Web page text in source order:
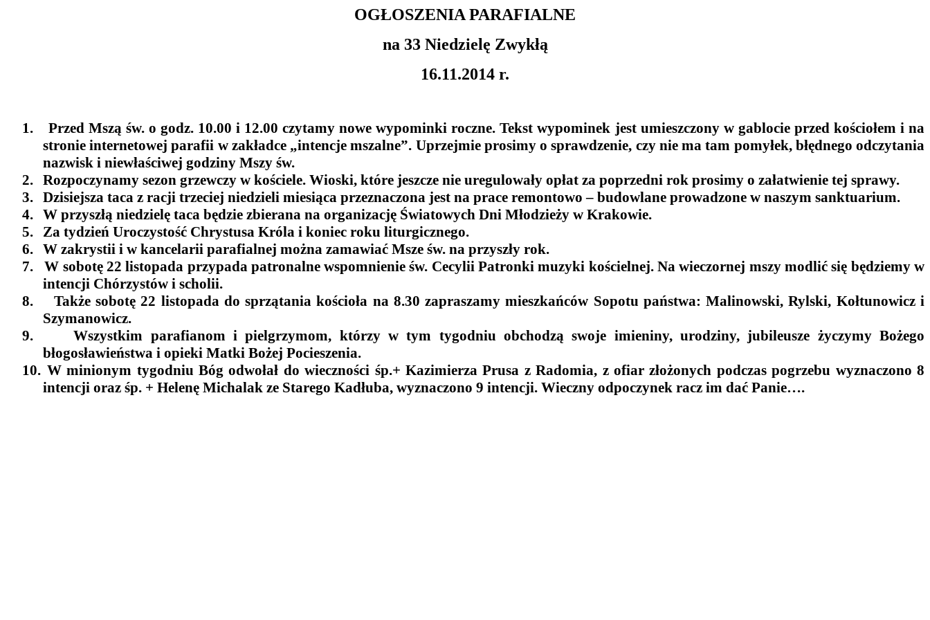
OGŁOSZENIA PARAFIALNE
na 33 Niedzielę Zwykłą
16.11.2014 r.
1.
Przed Mszą św. o godz. 10.00 i 12.00 czytamy nowe wypominki roczne. Tekst wypominek jest umieszczony w gablocie przed kościołem i na
stronie internetowej parafii w zakładce „intencje mszalne”. Uprzejmie prosimy o sprawdzenie, czy nie ma tam pomyłek, błędnego odczytania
nazwisk i niewłaściwej godziny Mszy św.
2. Rozpoczynamy sezon grzewczy w kościele. Wioski, które jeszcze nie uregulowały opłat za poprzedni rok prosimy o załatwienie tej sprawy.
3. Dzisiejsza taca z racji trzeciej niedzieli miesiąca przeznaczona jest na prace remontowo – budowlane prowadzone w naszym sanktuarium.
4. W przyszłą niedzielę taca będzie zbierana na organizację Światowych Dni Młodzieży w Krakowie.
5.
Za tydzień Uroczystość Chrystusa Króla i koniec roku liturgicznego.
6. W zakrystii i w kancelarii parafialnej można zamawiać Msze św. na przyszły rok.
7.
W sobotę 22 listopada przypada patronalne wspomnienie św. Cecylii Patronki muzyki kościelnej. Na wieczornej mszy modlić się będziemy w
intencji Chórzystów i scholii.
8.
Także sobotę 22 listopada do sprzątania kościoła na 8.30 zapraszamy mieszkańców Sopotu państwa: Malinowski, Rylski, Kołtunowicz i
Szymanowicz.
9.
Wszystkim parafianom i pielgrzymom, którzy w tym tygodniu obchodzą swoje imieniny, urodziny, jubileusze życzymy Bożego
błogosławieństwa i opieki Matki Bożej Pocieszenia.
10. W minionym tygodniu Bóg odwołał do wieczności śp.+ Kazimierza Prusa z Radomia, z ofiar złożonych podczas pogrzebu wyznaczono 8
intencji oraz śp. + Helenę Michalak ze Starego Kadłuba, wyznaczono 9 intencji. Wieczny odpoczynek racz im dać Panie….